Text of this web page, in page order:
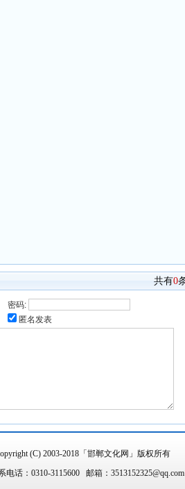
共有0
密码:
匿名发表
(C) 2003-2018「邯郸文化网」版权所有
电话：0310-3115600 邮箱：3513152325@qq.com